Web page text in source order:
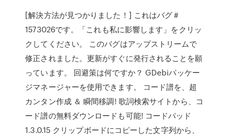
[解決方法が見つかりました！] これはバグ＃
1573026です。「これも私に影響します」をクリッ
クしてください。 このバグはアップストリームで
修正されました。更新がすぐに発行されることを願
っています。 回避策は何ですか？ GDebiパッケー
ジマネージャーを使用できます。 コード譜を、超
カンタン作成 ＆ 瞬間移調! 歌詞検索サイトから、コ
ード譜の無料ダウンロードも可能! コードパッド
1.3.0.15 クリップボードにコピーした文字列から、